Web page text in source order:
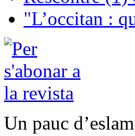
"L’occitan :
Un pauc